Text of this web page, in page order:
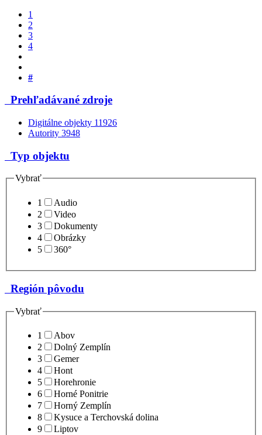
1
2
3
4
#
Prehľadávané zdroje
Digitálne objekty 11926
Autority 3948
Typ objektu
Vybrať
1
Audio
2
Video
3
Dokumenty
4
Obrázky
5
360°
Región pôvodu
Vybrať
1
Abov
2
Dolný Zemplín
3
Gemer
4
Hont
5
Horehronie
6
Horné Ponitrie
7
Horný Zemplín
8
Kysuce a Terchovská dolina
9
Liptov